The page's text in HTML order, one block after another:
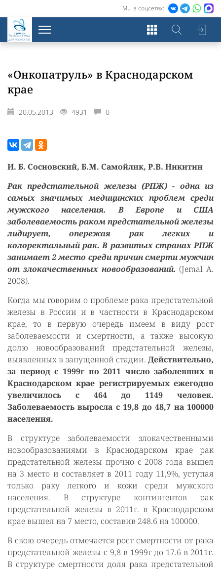
Мы в соцсетях:
Экосистема
для урологов
«Онкопатруль» в Краснодарском
крае
20.05.2013 4931 0
И. Б. Сосновский, Б.М. Самойлик, Р.В. Никитин
Рак предстательной железы (РПЖ) - одна из
самых значимых медицинских проблем среди
мужского населения. В Европе и США
заболеваемость раком предстательной железы
лидирует, опережая рак легких и
колоректальный рак. В развитых странах РПЖ
занимает 2 место среди причин смерти мужчин
от злокачественных новообразований. (Jemal A.
2008).
Когда мы говорим о проблеме рака предстательной
железы в России и в частности в Краснодарском
крае, то в первую очередь имеем в виду рост
заболеваемости и смертности, а также высокую
долю новообразований предстательной железы,
выявленных в запущенной стадии. Действительно,
за период с 1999г по 2011 число заболевших в
Краснодарском крае регистрируемых ежегодно
увеличилось с 464 до 1149 человек.
Заболеваемость выросла с 19,8 до 48,7 на 100000
населения.
В структуре заболеваемости злокачественными
новообразованиями в Краснодарском крае рак
предстательной железы прочно с 2008 года вышел
на 3 место и составляет в 2011 году 11,9%, уступая
только раку легкого и кожи среди мужского
населения. В структуре контингентов рак
предстательной железы в 2011г. в Краснодарском
крае вышел на 7 место, составив 248.6 на 100000.
В свою очередь отмечается рост смертности от рака
предстательной железы с 9,8 в 1999г до 17.6 в 2011г.
В структуре смертности доля рака предстательной